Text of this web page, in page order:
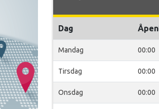
Dag
Mandag 00:00
Tirsdag 00:00
Onsdag 00:00